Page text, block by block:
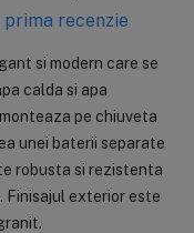
prima recenzie
si modern care se
calda si apa
pe chiuveta
unei baterii separate
robusta si rezistenta
Finisajul exterior este